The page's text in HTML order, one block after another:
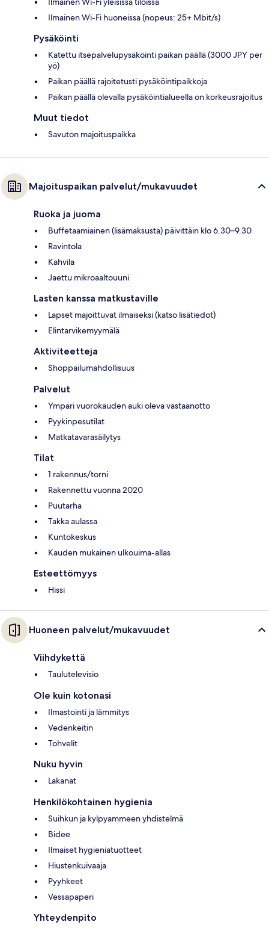
Ilmainen Wi-Fi huoneissa (nopeus: 25+ Mbit/s)
Pysäköinti
Katettu itsepalvelupysäköinti paikan päällä (3000 JPY per
yö)
Paikan päällä rajoitetusti pysäköintipaikkoja
Paikan päällä olevalla pysäköintialueella on korkeusrajoitus
Muut tiedot
Savuton majoituspaikka
Majoituspaikan palvelut/mukavuudet
Ruoka ja juoma
Buffetaamiainen (lisämaksusta) päivittäin klo 6.30–9.30
Ravintola
Kahvila
Jaettu mikroaaltouuni
Lasten kanssa matkustaville
Lapset majoittuvat ilmaiseksi (katso lisätiedot)
Elintarvikemyymälä
Aktiviteetteja
Shoppailumahdollisuus
Palvelut
Ympäri vuorokauden auki oleva vastaanotto
Pyykinpesutilat
Matkatavarasäilytys
Tilat
1 rakennus/torni
Rakennettu vuonna 2020
Puutarha
Takka aulassa
Kuntokeskus
Kauden mukainen ulkouima-allas
Esteettömyys
Hissi
Huoneen palvelut/mukavuudet
Viihdykettä
Taulutelevisio
Ole kuin kotonasi
Ilmastointi ja lämmitys
Vedenkeitin
Tohvelit
Nuku hyvin
Lakanat
Henkilökohtainen hygienia
Suihkun ja kylpyammeen yhdistelmä
Bidee
Ilmaiset hygieniatuotteet
Hiustenkuivaaja
Pyyhkeet
Vessapaperi
Yhteydenpito